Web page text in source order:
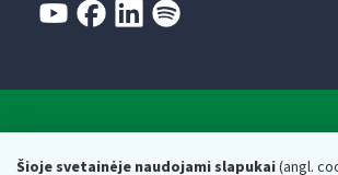
Šioje svetainėje naudojami slapukai(angl.
Respublikos finansų ministerijos